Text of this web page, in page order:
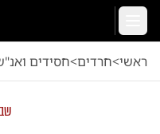
דלג לתוכן הראשי
ראשי<חרדים<חסידים